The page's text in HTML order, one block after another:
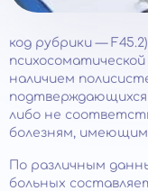
код рубрики —
наличием
подтверждающихся
либо не
болезням,
По различным
больных